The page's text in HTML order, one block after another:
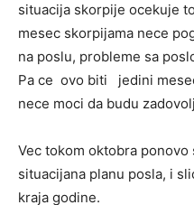
situacija skorpije ocekuje
mesec skorpijama nece
na poslu, probleme sa
Pa ce ovo biti jedini
nece moci da budu
Vec tokom oktobra
situacijana planu posla, i
kraja godine.